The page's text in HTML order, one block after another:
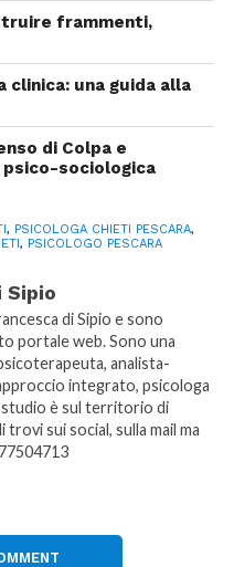
frammenti,
clinica: una guida alla
di Colpa e
sociologica
, PSICOLOGA CHIETI PESCARA,
, PSICOLOGO PESCARA
Sipio
di Sipio e sono
portale web. Sono una
analista-
integrato, psicologa
è sul territorio di
sui social, sulla mail ma